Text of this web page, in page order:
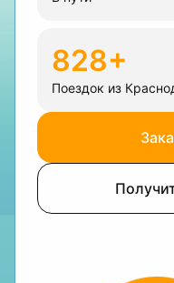
828+
Поездок из